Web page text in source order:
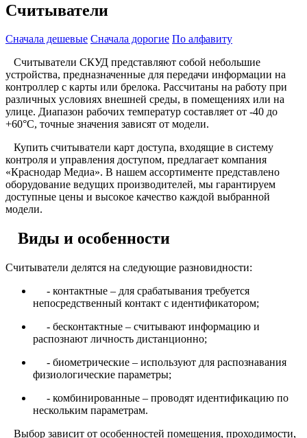
Считыватели
Сначала дешевые Сначала дорогие По алфавиту
Считыватели СКУД представляют собой небольшие
устройства, предназначенные для передачи информации на
контроллер с карты или брелока. Рассчитаны на работу при
различных условиях внешней среды, в помещениях или на
улице. Диапазон рабочих температур составляет от -40 до
+60°С, точные значения зависят от модели.
Купить считыватели карт доступа, входящие в систему
контроля и управления доступом, предлагает компания
«Краснодар Медиа». В нашем ассортименте представлено
оборудование ведущих производителей, мы гарантируем
доступные цены и высокое качество каждой выбранной
модели.
Виды и особенности
Считыватели делятся на следующие разновидности:
- контактные – для срабатывания требуется
непосредственный контакт с идентификатором;
- бесконтактные – считывают информацию и
распознают личность дистанционно;
- биометрические – используют для распознавания
физиологические параметры;
- комбинированные – проводят идентификацию по
нескольким параметрам.
Выбор зависит от особенностей помещения, проходимости,